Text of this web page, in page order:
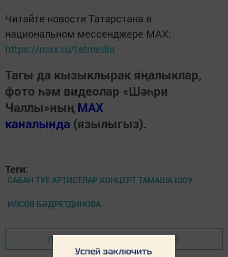
Читайте новости Татарстана в
национальном мессенджере MАХ:
https://max.ru/tatmedia
Тагы да кызыклырак яңалыклар,
фото һәм видеолар «Шәһри
Чаллы»ның MAX
каналында (язылыгыз).
Теги:
САБАН ТУЕ АРТИСТЛАР КОНЦЕРТ ТАМАША ШОУ
ИЛСӨЯ БӘДРЕТДИНОВА
Перейти на страницу новости